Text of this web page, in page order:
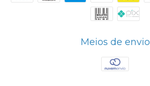
Meios de envio